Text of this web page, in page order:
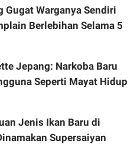
Gugat Warganya Sendiri
Berlebihan Selama 5
Jepang: Narkoba Baru
Seperti Mayat Hidup
Jenis Ikan Baru di
Supersaiyan